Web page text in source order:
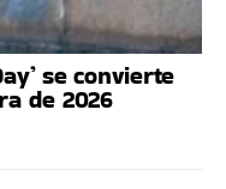
se convierte
de 2026